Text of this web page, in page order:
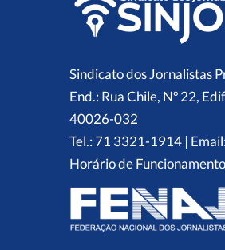
Sindicato dos Jornalistas
End.: Rua Chile, Nº 22,
40026-032
Tel.: 71 3321-1914 |
Horário de